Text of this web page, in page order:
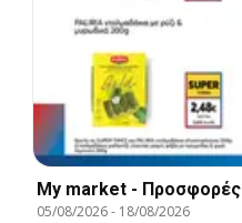
My market - Προσφορές
05/08/2026- 18/08/2026